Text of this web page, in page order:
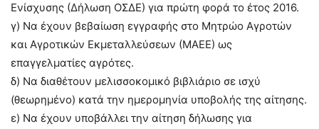
Ενίσχυσης (∆ήλωση ΟΣ∆Ε) για πρώτη φορά το έτος 2016.
γ) Να έχουν βεβαίωση εγγραφής στο Μητρώο Αγροτών
και Αγροτικών Εκµεταλλεύσεων (ΜΑΕΕ) ως
επαγγελµατίες αγρότες.
δ) Nα διαθέτουν µελισσοκοµικό βιβλιάριο σε ισχύ
(θεωρηµένο) κατά την ηµεροµηνία υποβολής της αίτησης.
ε) Να έχουν υποβάλλει την αίτηση δήλωσης για